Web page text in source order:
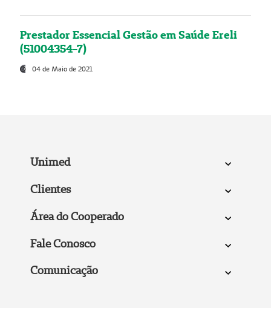
Prestador Essencial Gestão em Saúde Ereli
(51004354-7)
04 de Maio de 2021
Unimed
Clientes
Área do Cooperado
Fale Conosco
Comunicação